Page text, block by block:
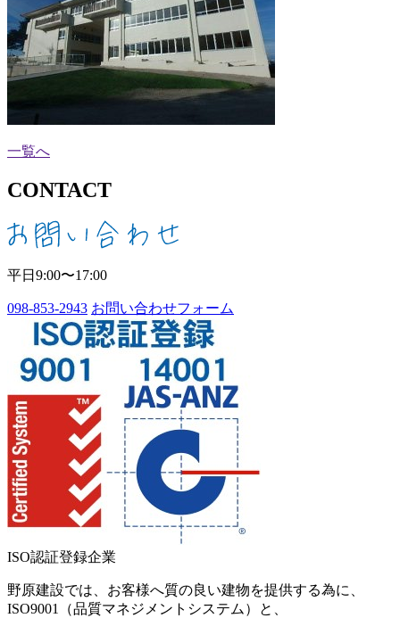
一覧へ
CONTACT
平日9:00〜17:00
098-853-2943 お問い合わせフォーム
ISO認証登録企業
野原建設では、お客様へ質の良い建物を提供する為に、
ISO9001（品質マネジメントシステム）と、